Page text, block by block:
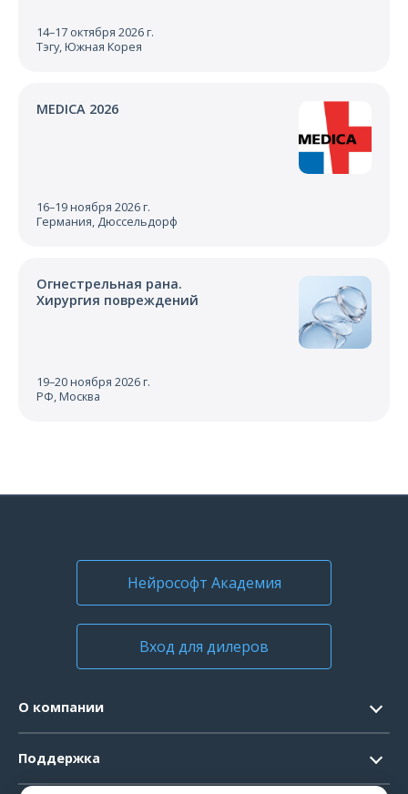
14–17 октября 2026 г.
Тэгу, Южная Корея
MEDICA 2026
16–19 ноября 2026 г.
Германия, Дюссельдорф
Огнестрельная рана.
Хирургия повреждений
19–20 ноября 2026 г.
РФ, Москва
Нейрософт Академия
Вход для дилеров
О компании
Официальные документы
Поддержка